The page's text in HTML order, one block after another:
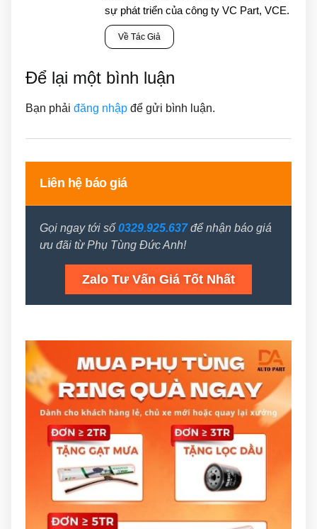
sự phát triển của công ty VC Part, VCE.
Về Tác Giả
Để lại một bình luận
Bạn phải đăng nhập để gửi bình luận.
Liên hệ báo giá
Gọi ngay tới số 0329.925.637để nhận báo giá
ưu đãi từ Phụ Tùng Đức Anh!
Zalo Tư Vấn Giá Tốt Nhất